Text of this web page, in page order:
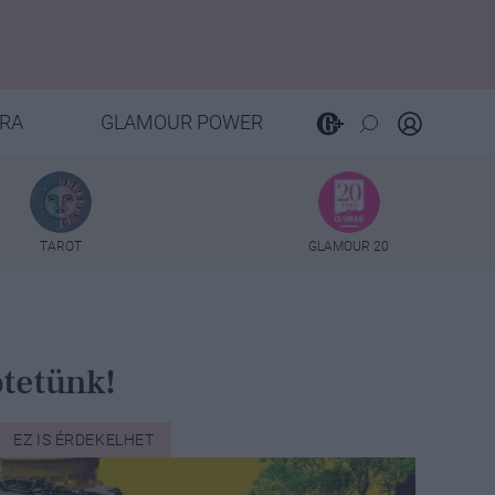
GLAMOUR POWER
TAROT GLAMOUR 20
EZ IS ÉRDEKELHET